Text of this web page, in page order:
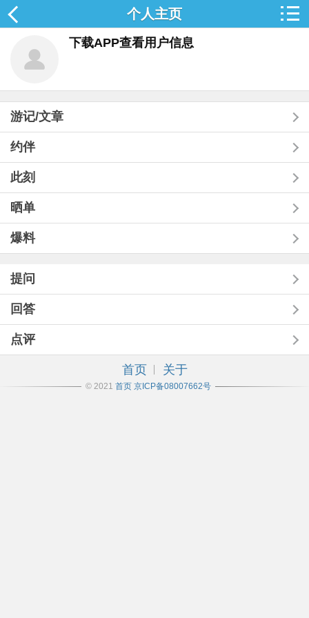
个人主页
下载APP查看用户信息
游记/文章
约伴
此刻
晒单
爆料
提问
回答
点评
首页 关于
© 2021 首页 京ICP备08007662号